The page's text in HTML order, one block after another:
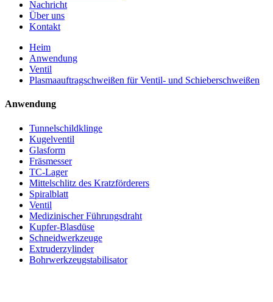
Nachricht
Über uns
Kontakt
Heim
Anwendung
Ventil
Plasmaauftragschweißen für Ventil- und Schieberschweißen
Anwendung
Tunnelschildklinge
Kugelventil
Glasform
Fräsmesser
TC-Lager
Mittelschlitz des Kratzförderers
Spiralblatt
Ventil
Medizinischer Führungsdraht
Kupfer-Blasdüse
Schneidwerkzeuge
Extruderzylinder
Bohrwerkzeugstabilisator